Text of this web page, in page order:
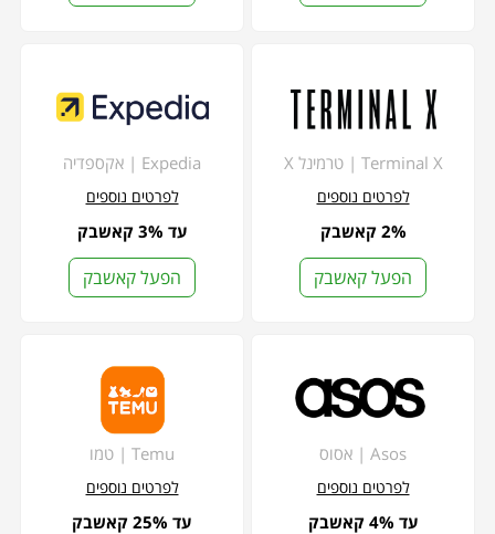
Terminal X | טרמינל X
לפרטים נוספים
2% קאשבק
הפעל קאשבק
Expedia | אקספדיה
לפרטים נוספים
עד 3% קאשבק
הפעל קאשבק
Asos | אסוס
לפרטים נוספים
עד 4% קאשבק
Temu | טמו
לפרטים נוספים
עד 25% קאשבק